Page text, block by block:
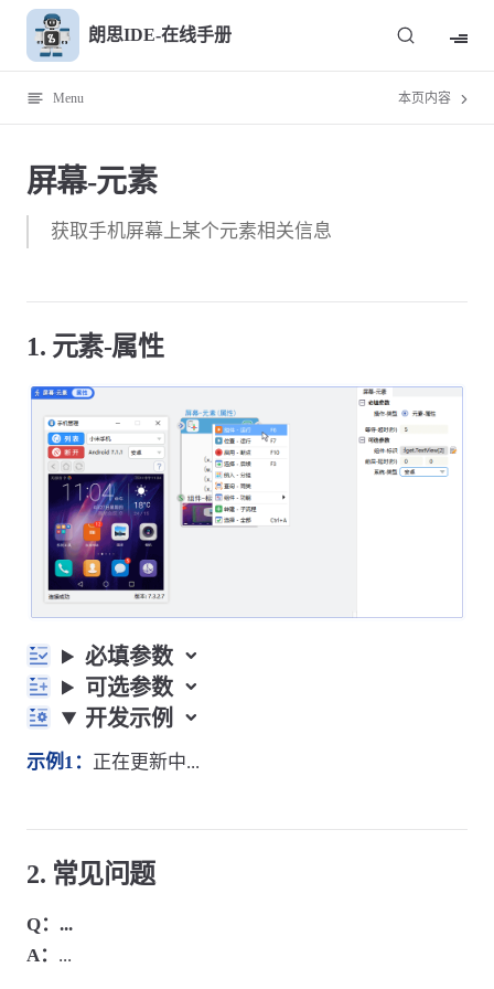
Skip to content朗思IDE-在线手册
Menu 本页内容
屏幕-元素
获取手机屏幕上某个元素相关信息
1. 元素-属性
必填参数
可选参数
开发示例
示例1： 正在更新中...
2. 常见问题
Q：...
A： ...